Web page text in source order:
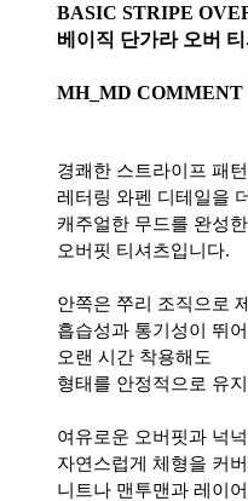
BASIC STRIPE
베이직 단가라 오버
MH_MD COMMENT
경쾌한 스트라이프 패턴
레터링 와펜 디테일을
캐주얼한 무드를 완성한
오버핏 티셔츠입니다.
안쪽은 쭈리 조직으로
흡습성과 통기성이 뛰
오랜 시간 착용해도
형태를 안정적으로 유
여유로운 오버핏과 넉
자연스럽게 체형을 커
니트나 맨투맨과 레이